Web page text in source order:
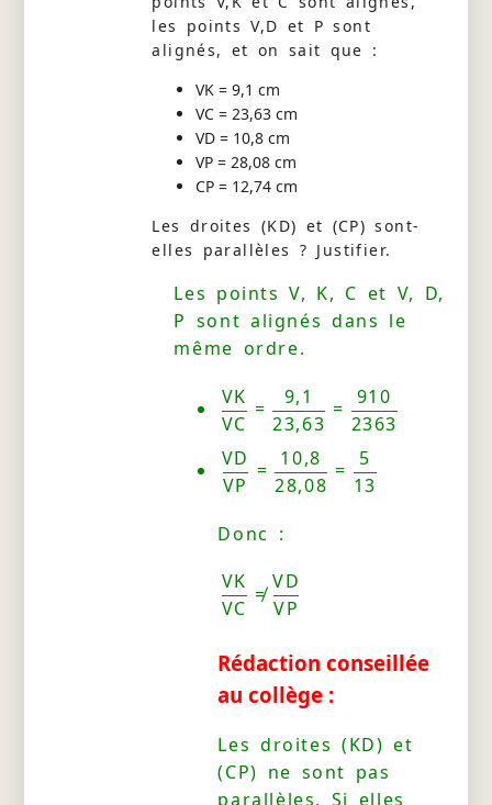
les points V,D et P sont
alignés, et on sait que :
VK = 9,1 cm
VC = 23,63 cm
VD = 10,8 cm
VP = 28,08 cm
CP = 12,74 cm
Les droites (KD) et (CP) sont-
elles parallèles ? Justifier.
Les points V, K, C et V, D,
P sont alignés dans le
même ordre.
VK
VC
=
9,1
23,63
=
910
2363
VD
VP
=
10,8
28,08
=
5
13
Donc :
VK
VC
≠
VD
VP
Rédaction conseillée
au collège :
Les droites (KD) et
(CP) ne sont pas
parallèles. Si elles